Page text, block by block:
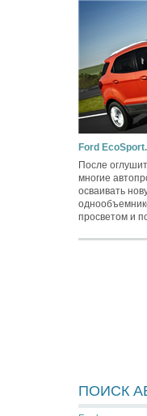
Ford
После
многие
осваивать
просветом и
ПОИСК